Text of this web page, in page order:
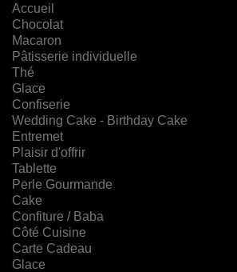
Accueil
Chocolat
Macaron
Pâtisserie individuelle
Thé
Glace
Confiserie
Wedding Cake - Birthday Cake
Entremet
Plaisir d'offrir
Tablette
Perle Gourmande
Cake
Confiture / Baba
Côté Cuisine
Carte Cadeau
Glace